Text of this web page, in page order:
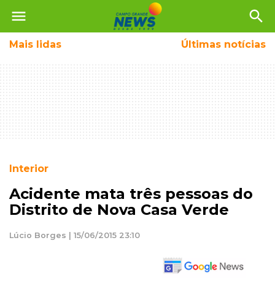
menu search
Mais lidas Últimas notícias
Interior
Acidente mata três pessoas do
Distrito de Nova Casa Verde
Lúcio Borges | 15/06/2015 23:10